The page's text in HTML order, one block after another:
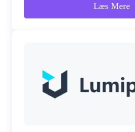
Læs Mere